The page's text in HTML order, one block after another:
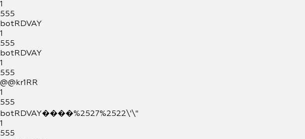
1
555
botRDVAY
1
555
botRDVAY
1
555
@@kr1RR
1
555
botRDVAY����%2527%2522\'\"
1
555